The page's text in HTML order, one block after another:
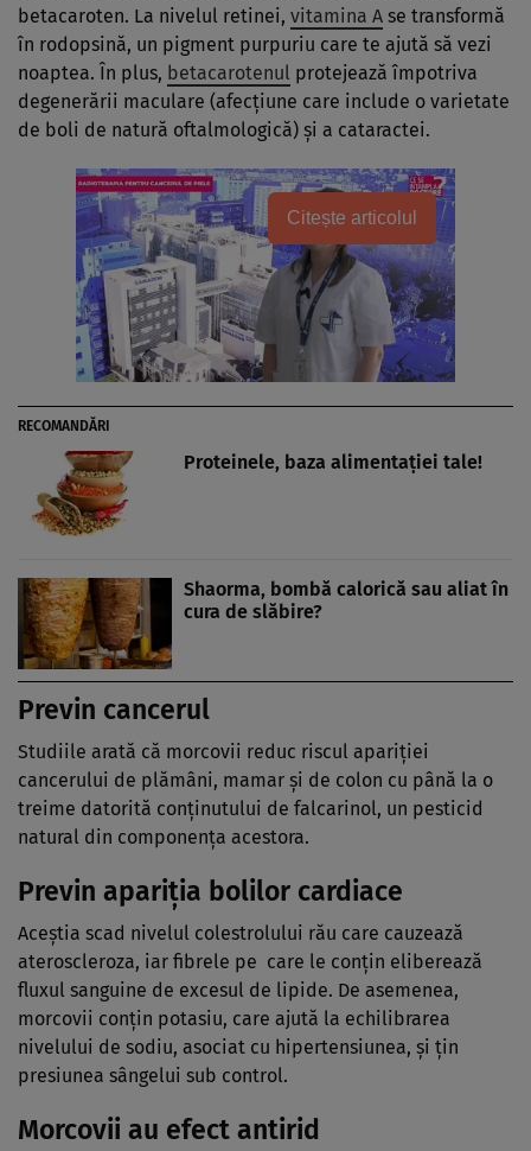
betacaroten. La nivelul retinei, vitamina A se transformă
în rodopsină, un pigment purpuriu care te ajută să vezi
noaptea. În plus, betacarotenul protejează împotriva
degenerării maculare (afecţiune care include o varietate
de boli de natură oftalmologică) şi a cataractei.
Citește articolul
RECOMANDĂRI
Proteinele, baza alimentaţiei tale!
Shaorma, bombă calorică sau aliat în
cura de slăbire?
Previn cancerul
Studiile arată că morcovii reduc riscul apariţiei
cancerului de plămâni, mamar şi de colon cu până la o
treime datorită conţinutului de falcarinol, un pesticid
natural din componenţa acestora.
Previn apariţia bolilor cardiace
Aceştia scad nivelul colestrolului rău care cauzează
ateroscleroza, iar fibrele pe care le conţin eliberează
fluxul sanguine de excesul de lipide. De asemenea,
morcovii conţin potasiu, care ajută la echilibrarea
nivelului de sodiu, asociat cu hipertensiunea, şi ţin
presiunea sângelui sub control.
Morcovii au efect antirid